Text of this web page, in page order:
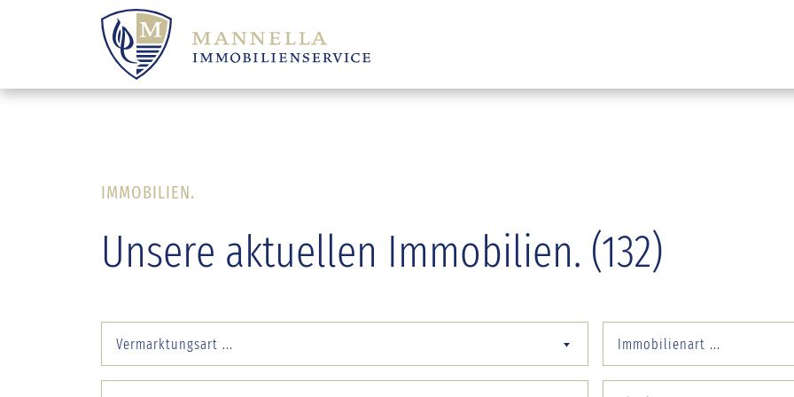
IMMOBILIEN.
Unsere aktuellen Immobilien. (132)
Vermarktungsart ... Immobilienart ...